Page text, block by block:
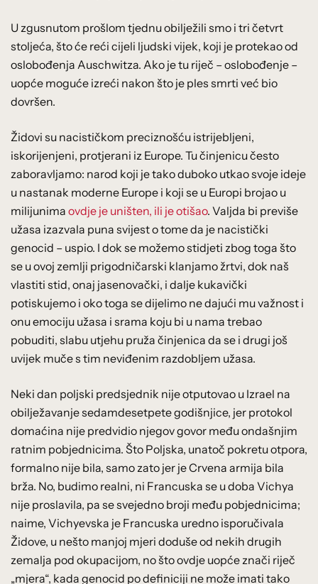
U zgusnutom prošlom tjednu obilježili smo i tri četvrt
stoljeća, što će reći cijeli ljudski vijek, koji je protekao od
oslobođenja Auschwitza. Ako je tu riječ – oslobođenje –
uopće moguće izreći nakon što je ples smrti već bio
dovršen.
Židovi su nacističkom preciznošću istrijebljeni,
iskorijenjeni, protjerani iz Europe. Tu činjenicu često
zaboravljamo: narod koji je tako duboko utkao svoje ideje
u nastanak moderne Europe i koji se u Europi brojao u
milijunima ovdje je uništen, ili je otišao. Valjda bi previše
užasa izazvala puna svijest o tome da je nacistički
genocid – uspio. I dok se možemo stidjeti zbog toga što
se u ovoj zemlji prigodničarski klanjamo žrtvi, dok naš
vlastiti stid, onaj jasenovački, i dalje kukavički
potiskujemo i oko toga se dijelimo ne dajući mu važnost i
onu emociju užasa i srama koju bi u nama trebao
pobuditi, slabu utjehu pruža činjenica da se i drugi još
uvijek muče s tim neviđenim razdobljem užasa.
Neki dan poljski predsjednik nije otputovao u Izrael na
obilježavanje sedamdesetpete godišnjice, jer protokol
domaćina nije predvidio njegov govor među ondašnjim
ratnim pobjednicima. Što Poljska, unatoč pokretu otpora,
formalno nije bila, samo zato jer je Crvena armija bila
brža. No, budimo realni, ni Francuska se u doba Vichya
nije proslavila, pa se svejedno broji među pobjednicima;
naime, Vichyevska je Francuska uredno isporučivala
Židove, u nešto manjoj mjeri doduše od nekih drugih
zemalja pod okupacijom, no što ovdje uopće znači riječ
„mjera“, kada genocid po definiciji ne može imati tako